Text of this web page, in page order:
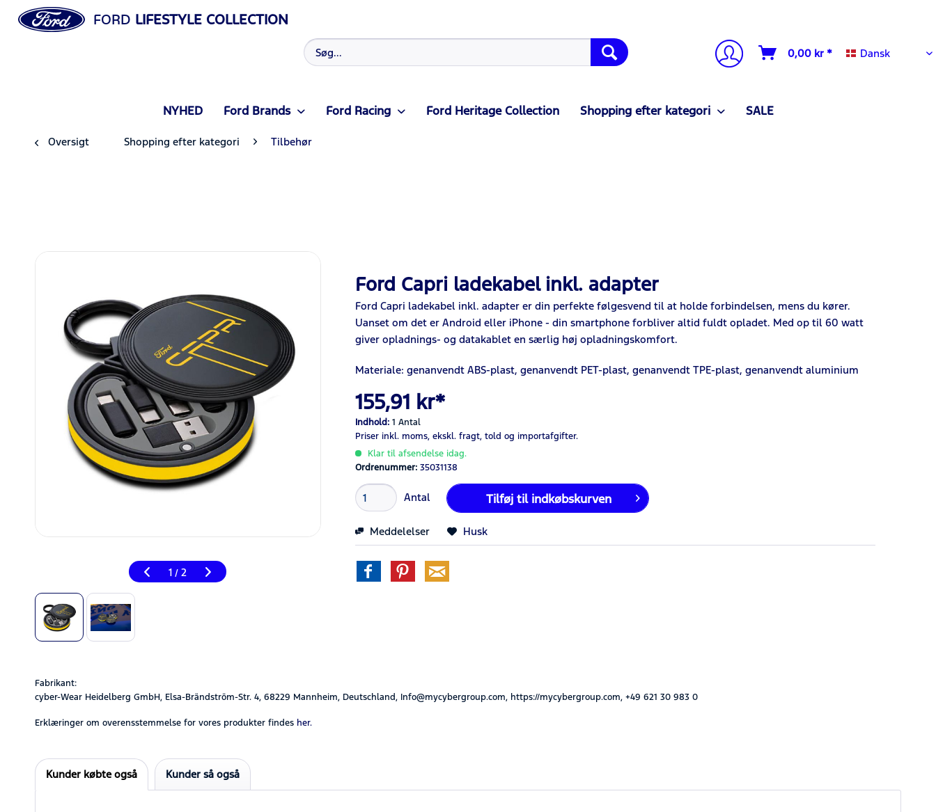
FORD LIFESTYLE COLLECTION
0,00 kr * Dansk
Dansk
NYHED Ford Brands Ford Racing Ford Heritage Collection Shopping efter kategori SALE
Oversigt Shopping efter kategori Tilbehør
1 / 2
Ford Capri ladekabel inkl. adapter
Ford Capri ladekabel inkl. adapter er din perfekte følgesvend til at holde forbindelsen, mens du kører.
Uanset om det er Android eller iPhone - din smartphone forbliver altid fuldt opladet. Med op til 60 watt
giver opladnings- og datakablet en særlig høj opladningskomfort.
Materiale: genanvendt ABS-plast, genanvendt PET-plast, genanvendt TPE-plast, genanvendt aluminium
155,91 kr*
Indhold:1 Antal
Priser inkl. moms,ekskl. fragt, told og importafgifter.
Klar til afsendelse idag.
Ordrenummer:35031138
Antal Tilføj til indkøbskurven
Meddelelser Husk
Fabrikant:
cyber-Wear Heidelberg GmbH, Elsa-Brändström-Str. 4, 68229 Mannheim, Deutschland, Info@mycybergroup.com, https://mycybergroup.com, +49 621 30 983 0
Erklæringer om overensstemmelse for vores produkter findes her.
Kunder købte også Kunder så også